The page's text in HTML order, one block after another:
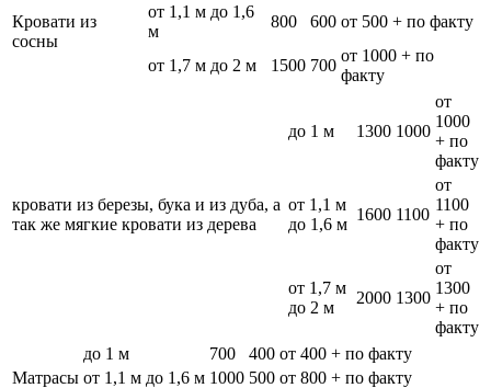
Кровати из
сосны
от 1,1 м до 1,6
м
800 600 от 500 + по факту
от 1,7 м до 2 м 1500 700
от 1000 + по
факту
кровати из березы, бука и из дуба, а
так же мягкие кровати из дерева
до 1 м 1300 1000
от
1000
+ по
факту
от 1,1 м
до 1,6 м
1600 1100
от
1100
+ по
факту
от 1,7 м
до 2 м
2000 1300
от
1300
+ по
факту
Матрасы
до 1 м 700 400 от 400 + по факту
от 1,1 м до 1,6 м 1000 500 от 800 + по факту